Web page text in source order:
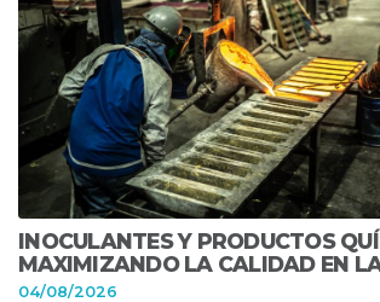
INOCULANTES Y PRODUCTOS
MAXIMIZANDO LA CALIDAD EN
04/08/2026